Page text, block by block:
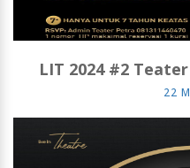
LIT 2024 #2
22